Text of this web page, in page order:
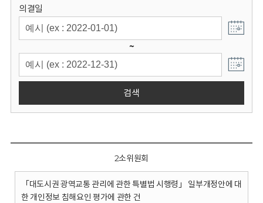
의결일
~
검색
2소위원회
「대도시권 광역교통 관리에 관한 특별법 시행령」 일부개정안에 대
한 개인정보 침해요인 평가에 관한 건